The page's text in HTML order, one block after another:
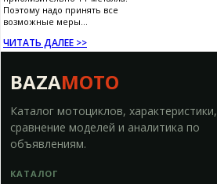
Поэтому надо принять все
возможные меры...
ЧИТАТЬ ДАЛЕЕ >>
BAZAMOTO
Каталог мотоциклов, характеристики,
сравнение моделей и аналитика по
объявлениям.
КАТАЛОГ